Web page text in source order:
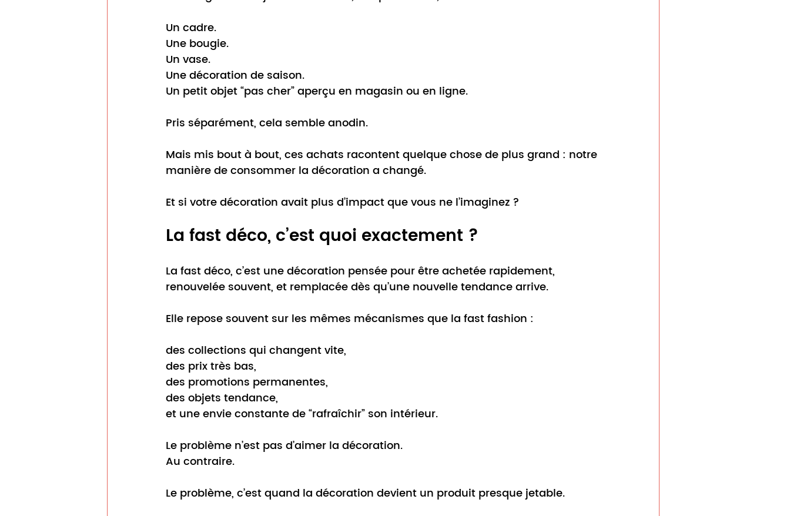
Un cadre.
Une bougie.
Un vase.
Une décoration de saison.
Un petit objet “pas cher” aperçu en magasin ou en ligne.
Pris séparément, cela semble anodin.
Mais mis bout à bout, ces achats racontent quelque chose de plus grand : notre
manière de consommer la décoration a changé.
Et si votre décoration avait plus d’impact que vous ne l’imaginez ?
La fast déco, c’est quoi exactement ?
La fast déco, c’est une décoration pensée pour être achetée rapidement,
renouvelée souvent, et remplacée dès qu’une nouvelle tendance arrive.
Elle repose souvent sur les mêmes mécanismes que la fast fashion :
des collections qui changent vite,
des prix très bas,
des promotions permanentes,
des objets tendance,
et une envie constante de “rafraîchir” son intérieur.
Le problème n’est pas d’aimer la décoration.
Au contraire.
Le problème, c’est quand la décoration devient un produit presque jetable.